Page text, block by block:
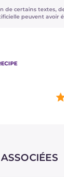
ajouter des
les
de certains textes,
peuvent avoir